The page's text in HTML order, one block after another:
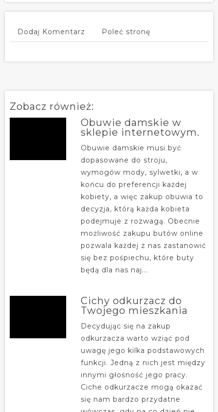
Dodaj Komentarz Poleć stronę
Zobacz również:
Obuwie damskie w
sklepie internetowym.
Obuwie damskie musi być
dopasowane do stroju,
wymogów mody, sylwetki, a w
końcu do preferencji każdej
kobiety, a więc zakup obuwia to
decyzja, którą każda kobieta
podejmuje z rozwagą. Obecnie
możliwość zakupu butów online
pozwala każdej z nas zastanowić
się bez pośpiechu, które buty
będą dla nas naj...
Cichy odkurzacz do
Twojego mieszkania
Decydując się na zakup
odkurzacza warto wziąć pod
uwagę jego kilka podstawowych
funkcji. Jedną z nich jest między
innymi głośność jego pracy.
Ciche odkurzacze mogą okazać
się nam bardzo przydatne